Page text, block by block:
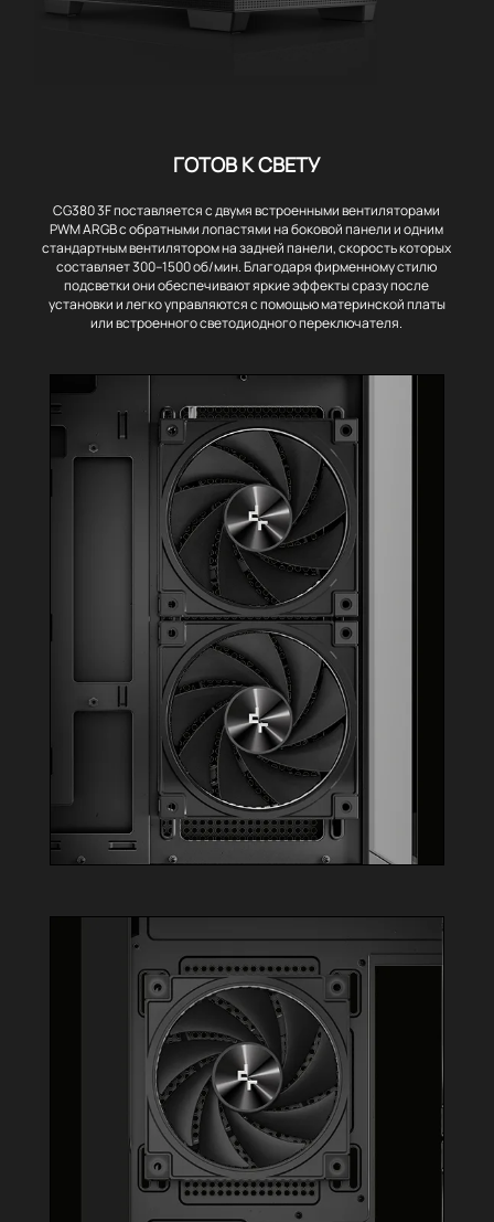
ГОТОВ К СВЕТУ
CG380 3F поставляется с двумя встроенными вентиляторами
PWM ARGB с обратными лопастями на боковой панели и одним
стандартным вентилятором на задней панели, скорость которых
составляет 300–1500 об/мин. Благодаря фирменному стилю
подсветки они обеспечивают яркие эффекты сразу после
установки и легко управляются с помощью материнской платы
или встроенного светодиодного переключателя.